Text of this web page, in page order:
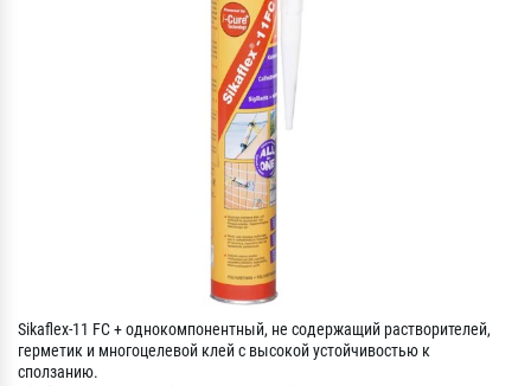
Sikaflex-11 FC + однокомпонентный, не содержащий растворителей,
герметик и многоцелевой клей с высокой устойчивостью к
сползанию.